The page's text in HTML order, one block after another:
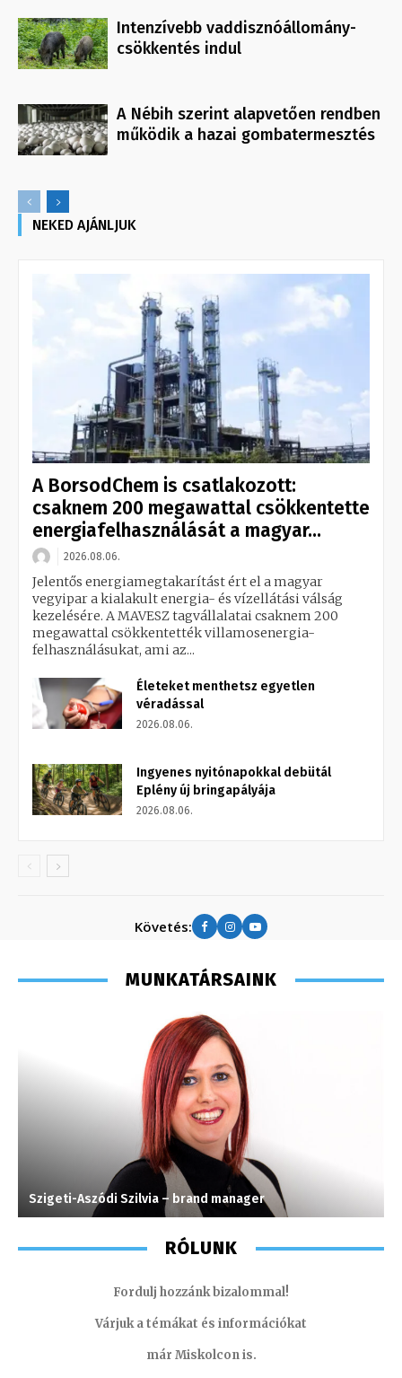
Intenzívebb vaddisznóállomány-
csökkentés indul
A Nébih szerint alapvetően rendben
működik a hazai gombatermesztés
NEKED AJÁNLJUK
A BorsodChem is csatlakozott:
csaknem 200 megawattal csökkentette
energiafelhasználását a magyar...
2026.08.06.
Jelentős energiamegtakarítást ért el a magyar
vegyipar a kialakult energia- és vízellátási válság
kezelésére. A MAVESZ tagvállalatai csaknem 200
megawattal csökkentették villamosenergia-
felhasználásukat, ami az...
Életeket menthetsz egyetlen
véradással
2026.08.06.
Ingyenes nyitónapokkal debütál
Eplény új bringapályája
2026.08.06.
Követés:
MUNKATÁRSAINK
Szigeti-Aszódi Szilvia – brand manager
RÓLUNK
Fordulj hozzánk bizalommal!
Várjuk a témákat és információkat
már Miskolcon is.